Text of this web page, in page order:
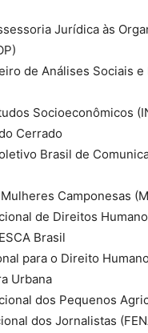
Jurídica às
de Análises Sociais e
Socioeconômicos
Cerrado
Brasil de
Camponesas
de Direitos
Brasil
para o Direito
Urbana
dos Pequenos
dos Jornalistas